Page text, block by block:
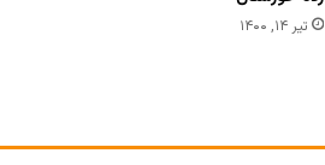
تیر ۱۴, ۱۴۰۰